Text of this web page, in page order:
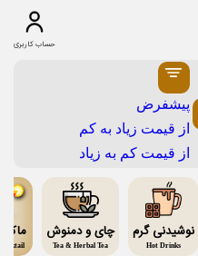
حساب کاربری
پیشفرض
از قیمت زیاد به کم
از قیمت کم به زیاد
نوشیدنی گرم
Hot Drinks
چای و دمنوش
Tea & Herbal Tea